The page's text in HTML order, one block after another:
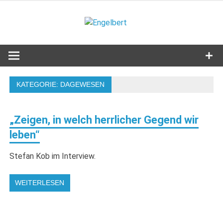
KATEGORIE: DAGEWESEN
„Zeigen, in welch herrlicher Gegend wir
leben“
Stefan Kob im Interview.
WEITERLESEN